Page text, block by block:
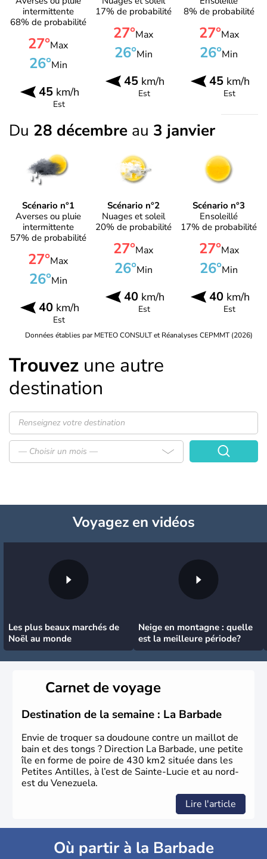
intermittente
68% de probabilité
27°Max
26°Min
45km/h
Est
17% de probabilité
27°Max
26°Min
45km/h
Est
8% de probabilité
27°Max
26°Min
45 km/h
Est
Du 28 décembre au 3 janvier
Scénario n°1
Averses ou pluie
intermittente
57% de probabilité
27°Max
26°Min
40km/h
Est
Scénario n°2
Nuages et soleil
20% de probabilité
27°Max
26°Min
40km/h
Est
Scénario n°3
Ensoleillé
17% de probabilité
27°Max
26°Min
40 km/h
Est
Données établies par METEO CONSULT et Réanalyses CEPMMT (2026)
Trouvez une autre
destination
— Choisir un mois —
Voyagezen vidéos
Les plus beaux marchés de
Noël au monde
Neige en montagne : quelle
est la meilleure période?
Carnet de voyage
Destination de la semaine : La Barbade
Envie de troquer sa doudoune contre un maillot de
bain et des tongs ? Direction La Barbade, une petite
île en forme de poire de 430 km2 située dans les
Petites Antilles, à l’est de Sainte-Lucie et au nord-
est du Venezuela.
Lire l'article
Où partir à la Barbade